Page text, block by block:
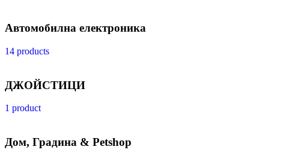
Автомобилна електроника
14 products
ДЖОЙСТИЦИ
1 product
Дом, Градина & Petshop